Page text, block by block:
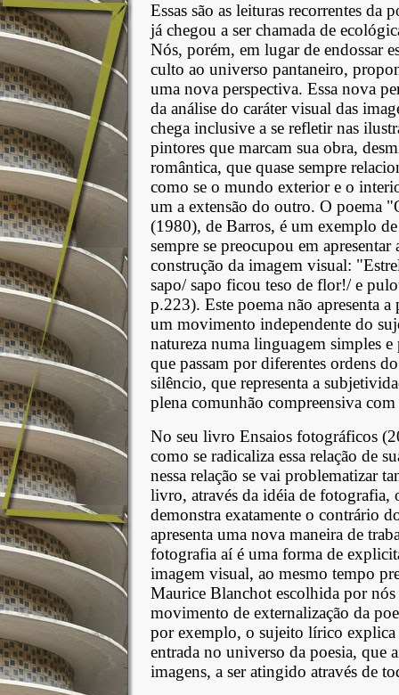
Essas são as leituras recorrentes da
já chegou a ser chamada de
Nós, porém, em lugar de endossar
culto ao universo pantaneiro,
uma nova perspectiva. Essa nova
da análise do caráter visual das
chega inclusive a se refletir nas
pintores que marcam sua obra,
romântica, que quase sempre
como se o mundo exterior e o
um a extensão do outro. O poema
(1980), de Barros, é um exemplo
sempre se preocupou em
construção da imagem visual:
sapo/ sapo ficou teso de flor!/ e
p.223). Este poema não apresenta
um movimento independente do
natureza numa linguagem simples
que passam por diferentes ordens
silêncio, que representa a
plena comunhão compreensiva com
No seu livro Ensaios fotográficos
como se radicaliza essa relação de
nessa relação se vai problematizar
livro, através da idéia de fotografia,
demonstra exatamente o contrário
apresenta uma nova maneira de
fotografia aí é uma forma de
imagem visual, ao mesmo tempo
Maurice Blanchot escolhida por
movimento de externalização da
por exemplo, o sujeito lírico explica
entrada no universo da poesia, que
imagens, a ser atingido através de